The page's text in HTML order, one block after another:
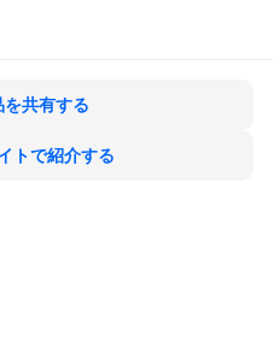
を共有する
トで紹介する